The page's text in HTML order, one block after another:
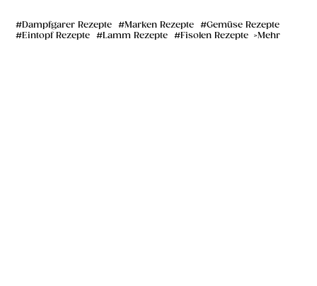
Dampfgarer Rezepte Marken Rezepte
Gemüse Rezepte
Eintopf Rezepte
Lamm Rezepte Fisolen Rezepte Mehr